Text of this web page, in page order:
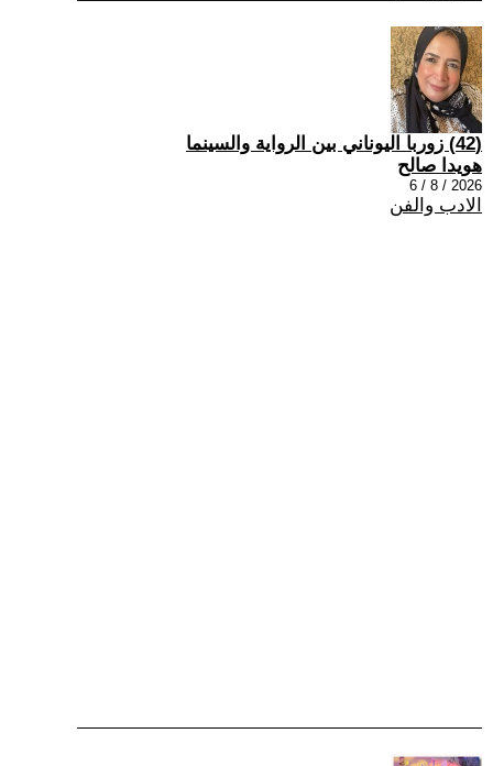
(42) زوربا اليوناني بين الرواية والسينما
هويدا صالح
2026 / 8 / 6
الادب والفن